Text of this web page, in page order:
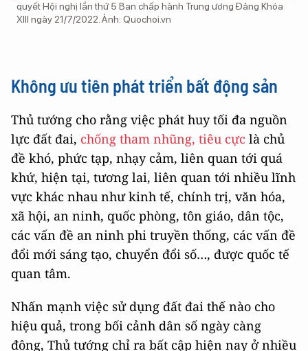
quyết Hội nghị lần thứ 5 Ban chấp hành Trung ương Đảng Khóa
XIII ngày 21/7/2022. Ảnh: Quochoi.vn
Không ưu tiên phát triển bất động sản
Thủ tướng cho rằng việc phát huy tối đa nguồn
lực đất đai, chống tham nhũng, tiêu cực là chủ
đề khó, phức tạp, nhạy cảm, liên quan tới quá
khứ, hiện tại, tương lai, liên quan tới nhiều lĩnh
vực khác nhau như kinh tế, chính trị, văn hóa,
xã hội, an ninh, quốc phòng, tôn giáo, dân tộc,
các vấn đề an ninh phi truyền thống, các vấn đề
đổi mới sáng tạo, chuyển đổi số…, được quốc tế
quan tâm.
Nhấn mạnh việc sử dụng đất đai thế nào cho
hiệu quả, trong bối cảnh dân số ngày càng
đông, Thủ tướng chỉ ra bất cập hiện nay ở nhiều